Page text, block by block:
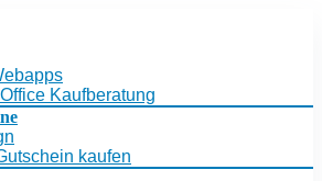
Kaufberatung
kaufen